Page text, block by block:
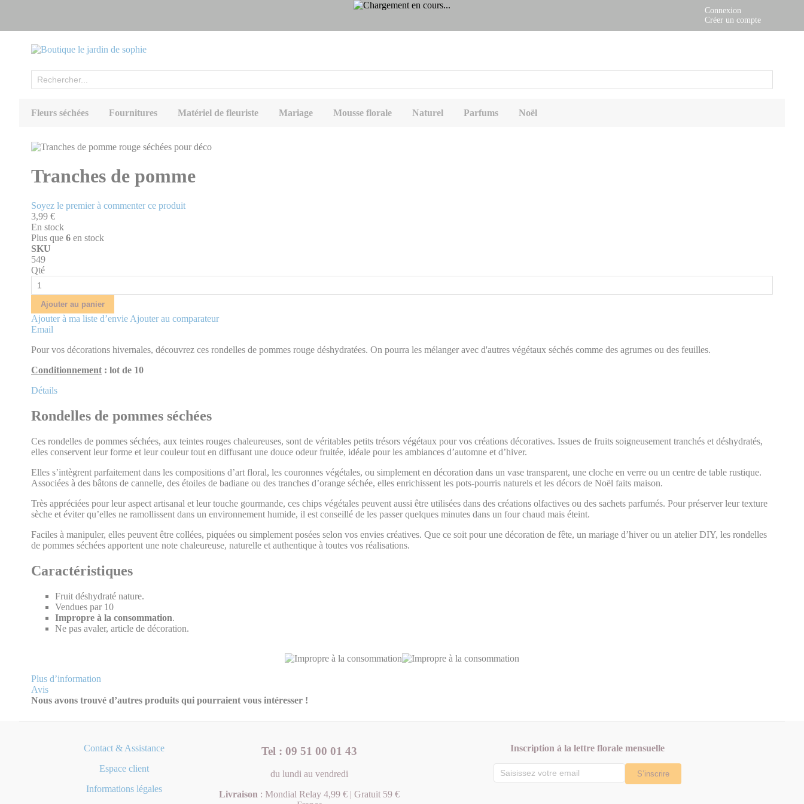
contenu
Connexion
Créer un compte
Fleurs séchées Fournitures Matériel de fleuriste Mariage Mousse florale Naturel Parfums Noël
Skip
the
the
images
gallery
to
of
the
images
gallery
Tranches de pomme
Soyez le premier à commenter ce produit
3,99 €
En stock
Plus que 6 en stock
SKU
549
Qté
Ajouter au panier
Ajouter à ma liste d’envie Ajouter au comparateur
Email
Pour vos décorations hivernales, découvrez ces rondelles de pommes rouge déshydratées. On pourra les mélanger avec d'autres végétaux séchés comme des agrumes ou des feuilles.
Conditionnement : lot de 10
Détails
Rondelles de pommes séchées
Ces rondelles de pommes séchées, aux teintes rouges chaleureuses, sont de véritables petits trésors végétaux pour vos créations décoratives. Issues de fruits soigneusement tranchés et déshydratés,
elles conservent leur forme et leur couleur tout en diffusant une douce odeur fruitée, idéale pour les ambiances d’automne et d’hiver.
Elles s’intègrent parfaitement dans les compositions d’art floral, les couronnes végétales, ou simplement en décoration dans un vase transparent, une cloche en verre ou un centre de table rustique.
Associées à des bâtons de cannelle, des étoiles de badiane ou des tranches d’orange séchée, elles enrichissent les pots-pourris naturels et les décors de Noël faits maison.
Très appréciées pour leur aspect artisanal et leur touche gourmande, ces chips végétales peuvent aussi être utilisées dans des créations olfactives ou des sachets parfumés. Pour préserver leur texture
sèche et éviter qu’elles ne ramollissent dans un environnement humide, il est conseillé de les passer quelques minutes dans un four chaud mais éteint.
Faciles à manipuler, elles peuvent être collées, piquées ou simplement posées selon vos envies créatives. Que ce soit pour une décoration de fête, un mariage d’hiver ou un atelier DIY, les rondelles
de pommes séchées apportent une note chaleureuse, naturelle et authentique à toutes vos réalisations.
Caractéristiques
Fruit déshydraté nature.
Vendues par 10
Impropre à la consommation.
Ne pas avaler, article de décoration.
Plus d’information
Avis
Nous avons trouvé d’autres produits qui pourraient vous intéresser !
Contact & Assistance
Espace client
Informations légales
Tel : 09 51 00 01 43
du lundi au vendredi
Livraison : Mondial Relay 4,99 € | Gratuit 59 €
Inscription à la lettre florale mensuelle
S’inscrire